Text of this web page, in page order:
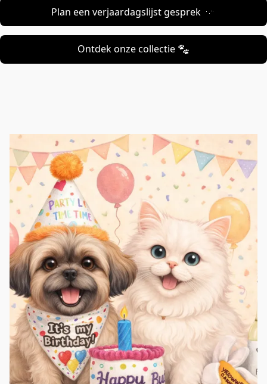
Plan een verjaardagslijst gesprek 🎂
Ontdek onze collectie 🐾